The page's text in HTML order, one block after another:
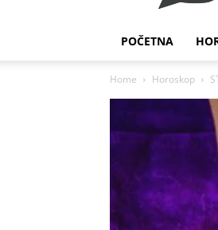
POČETNA
Home Horoskop